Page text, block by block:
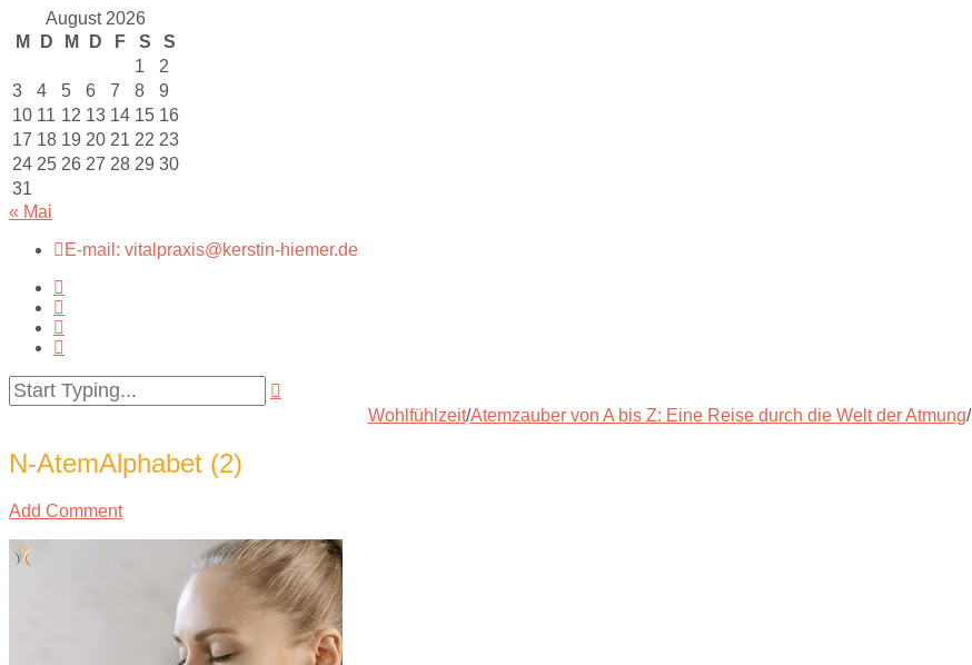
August 2026
M
D M D F S
S
1
2
3
4 5 6 7 8
9
10 11 12 13 14 15 16
17 18 19 20 21 22 23
24 25 26 27 28 29 30
31
« Mai
E-mail: vitalpraxis@kerstin-hiemer.de
Wohlfühlzeit/Atemzauber von A bis Z: Eine Reise durch die Welt der Atmung/
N-AtemAlphabet (2)
Add Comment